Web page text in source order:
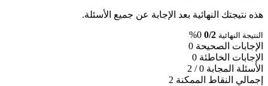
هذه نتيجتك النهائية بعد الإجابة عن جميع الأسئلة.
النتيجة النهائية 0/2
0%
الإجابات الصحيحة 0
الإجابات الخاطئة 0
الأسئلة المجابة 0 / 2
إجمالي النقاط الممكنة 2